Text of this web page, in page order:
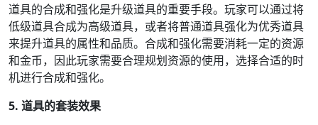
道具的合成和强化是升级道具的重要手段。玩家可以通过将
低级道具合成为高级道具，或者将普通道具强化为优秀道具
来提升道具的属性和品质。合成和强化需要消耗一定的资源
和金币，因此玩家需要合理规划资源的使用，选择合适的时
机进行合成和强化。
5. 道具的套装效果